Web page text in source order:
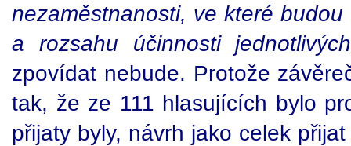
nezaměstnanosti, ve které
a rozsahu účinnosti
zpovídat nebude. Protože
tak, že ze 111 hlasujících bylo
přijaty byly, návrh jako celek